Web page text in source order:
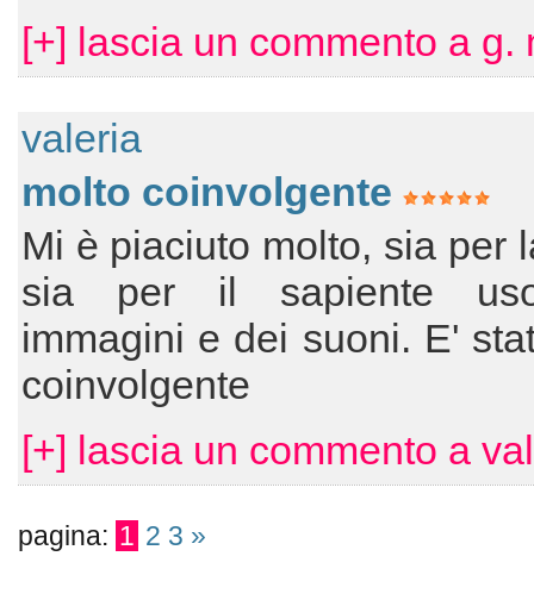
[+] lascia un commento a g.
valeria
molto coinvolgente
Mi è piaciuto molto, sia per
sia per il sapiente
immagini e dei suoni. E'
coinvolgente
[+] lascia un commento a
pagina: 1 2 3 »